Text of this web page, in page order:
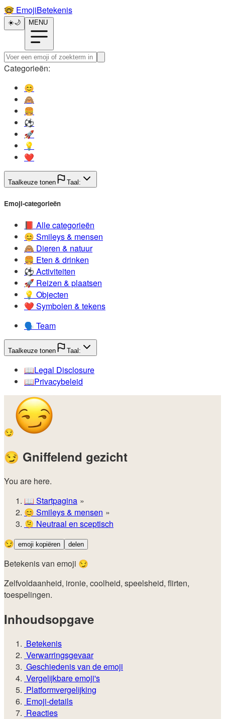
🤓️ EmojiBetekenis
☀️🌙 MENU
Categorieën:
😊️
🙈️
🍔️
⚽️
🚀️
💡️
❤️
Taalkeuze tonen Taal:
Emoji-categorieën
📕️ Alle categorieën
😊️ Smileys & mensen
🙈️ Dieren & natuur
🍔️ Eten & drinken
⚽️ Activiteiten
🚀️ Reizen & plaatsen
💡️ Objecten
❤️ Symbolen & tekens
🗣️ Team
Taalkeuze tonen Taal:
📖️Legal Disclosure
📖️Privacybeleid
😏
😏 Gniffelend gezicht
You are here.
📖 Startpagina
😊️ Smileys & mensen
🫠 Neutraal en sceptisch
😏 emoji kopiëren delen
Betekenis van emoji 😏
Zelfvoldaanheid, ironie, coolheid, speelsheid, flirten,
toespelingen.
Inhoudsopgave
Betekenis
Verwarringsgevaar
Geschiedenis van de emoji
Vergelijkbare emoji's
Platformvergelijking
Emoji-details
Reacties